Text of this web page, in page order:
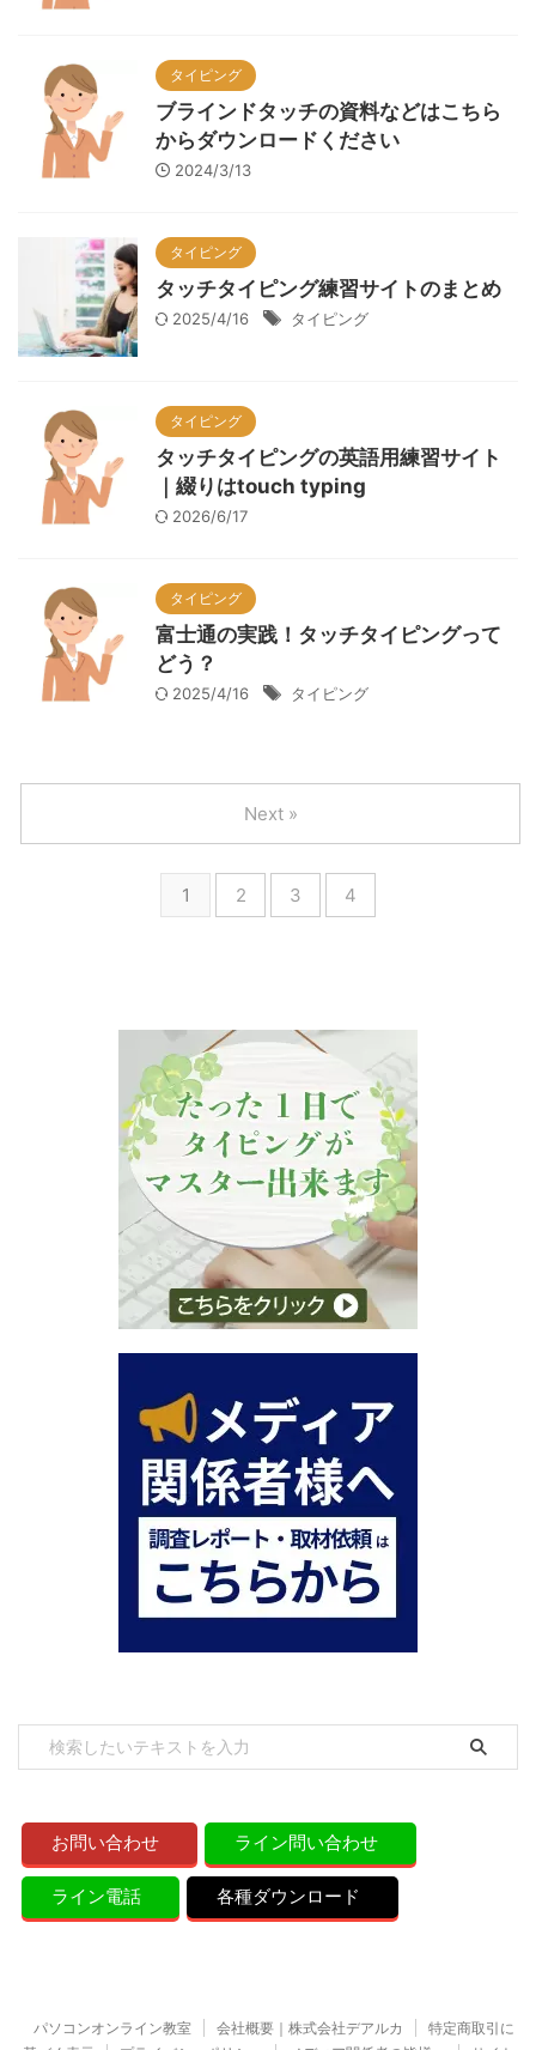
タイピング
ブラインドタッチの資料などはこちら
からダウンロードください
2024/3/13
タイピング
タッチタイピング練習サイトのまとめ
2025/4/16 タイピング
タイピング
タッチタイピングの英語用練習サイト
｜綴りはtouch typing
2026/6/17
タイピング
富士通の実践！タッチタイピングって
どう？
2025/4/16 タイピング
1 2 3 4
Next »
お問い合わせ ライン問い合わせ
ライン電話 各種ダウンロード
パソコンオンライン教室 会社概要｜株式会社デアルカ
特定商取引に